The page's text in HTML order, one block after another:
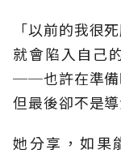
「以前的我很
就會陷入自己
──也許在準備
但最後卻不是
她分享，如果